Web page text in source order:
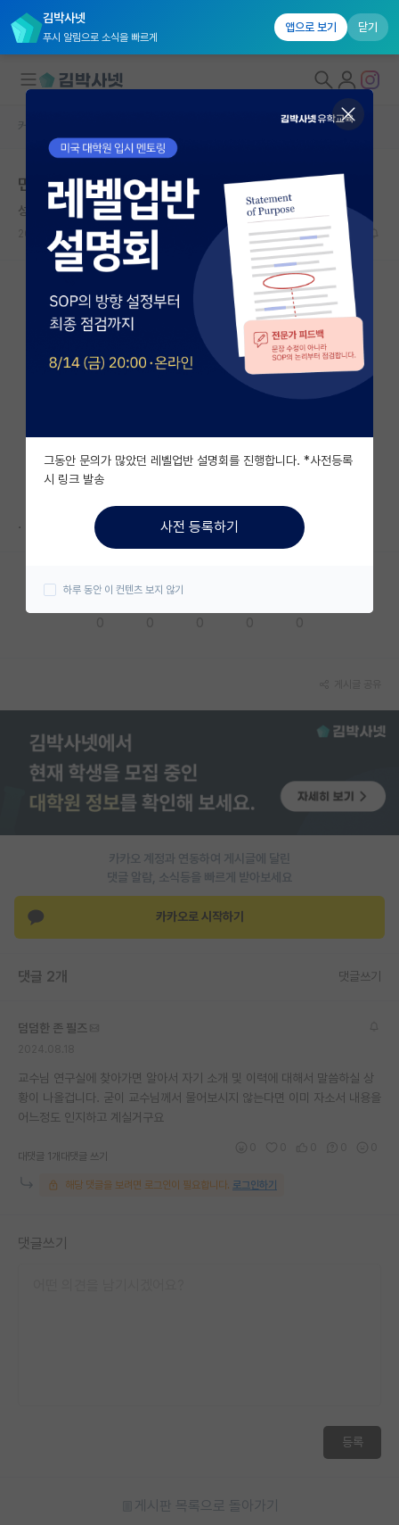
김박사넷
푸시 알림으로 소식을 빠르게
앱으로 보기 닫기
대학원생 모집
국내대학원 정보
연구실&오픈랩
커뮤니티
커뮤니티 홈
전체글보기
베스트 게시판
자유 게시판(아무개랩)
미국 유학 게시판
미국 대학원 합격 후기 게시판
대학원생 모집 게시판
연구실(PI) 홍보 게시판
취업 게시판
임용 후기 게시판
인문사회 계열 게시판
특수/전문대학원 게시판
반도체/AI 게시판
장학금/장학생 게시판
커리어
유학교육
이벤트
반도체 아카데미
커뮤니티 홈
면담 관련
성급한 피에르 페르마
2024.08.17 2 859
.
카카오 계정과 연동하여 게시글에 달린
댓글 알람, 소식등을 빠르게 받아보세요
카카오로 시작하기
댓글 2개 댓글쓰기
덤덤한 존 필즈
교수님 연구실에 찾아가면 알아서 자기 소개 및 이력에 대해서 말씀하실 상
황이 나올겁니다. 굳이 교수님께서 물어보시지 않는다면 이미 자소서 내용을
어느정도 인지하고 계실거구요
대댓글 1개 대댓글 쓰기
해당 댓글을 보려면 로그인이 필요합니다. 로그인하기
댓글쓰기
등록
게시판 목록으로 돌아가기
그동안 문의가 많았던 레벨업반 설명회를 진행합니다. *사전등록
시 링크 발송
사전 등록하기
하루 동안 이 컨텐츠 보지 않기